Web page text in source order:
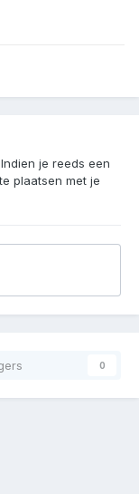
je reeds een
plaatsen met je
0